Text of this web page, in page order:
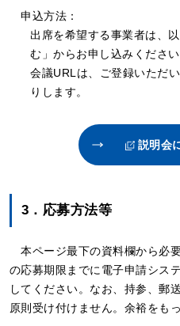
申込方法：
出席を希望する事業者は、
む」からお申し込みください
会議URLは、ご登録いただ
りします。
説明会
3．応募方法等
本ページ最下の資料欄から必
の応募期限までに電子申請シス
してください。なお、持参、郵
原則受け付けません。余裕をも